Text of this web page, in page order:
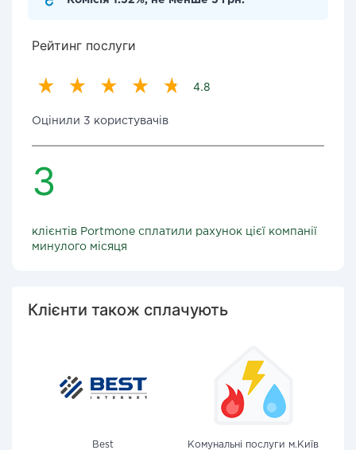
Рейтинг послуги
4.8
Оцінили 3 користувачів
3
клієнтів Portmone сплатили рахунок цієї компанії
минулого місяця
Клієнти також сплачують
Best
Комунальні послуги м.Київ